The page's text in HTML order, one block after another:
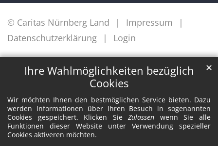
Ihre Wahlmöglichkeiten bezüglich
Cookies
Wir möchten Ihnen den bestmöglichen Service bieten. Dazu
werden Informationen über Ihren Besuch in sogenannten
Cookies gespeichert. Klicken SieZulassen wenn Sie alle
Funktionen dieser Website unter Verwendung spezieller
Cookies aktiveren möchten.
✕
© Caritas Nürnberg Land
Impressum
Datenschutzerklärung
Login